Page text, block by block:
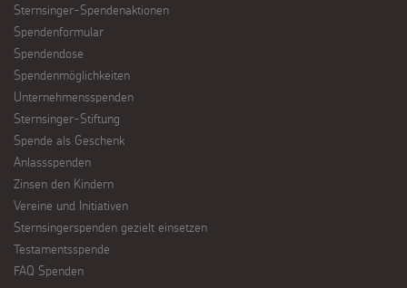
Sternsinger-Spendenaktionen
Spendenformular
Spendendose
Spendenmöglichkeiten
Unternehmensspenden
Sternsinger-Stiftung
Spende als Geschenk
Anlassspenden
Zinsen den Kindern
Vereine und Initiativen
Sternsingerspenden gezielt einsetzen
Testamentsspende
FAQ Spenden